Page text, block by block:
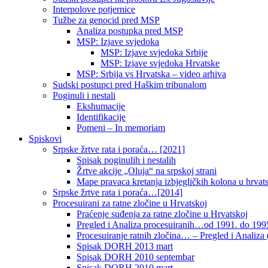
Interpolove potjernice
Tužbe za genocid pred MSP
Analiza postupka pred MSP
MSP: Izjave svjedoka
MSP: Izjave svjedoka Srbije
MSP: Izjave svjedoka Hrvatske
MSP: Srbija vs Hrvatska – video arhiva
Sudski postupci pred Haškim tribunalom
Poginuli i nestali
Ekshumacije
Identifikacije
Pomeni – In memoriam
Spiskovi
Srpske žrtve rata i poraća… [2021]
Spisak poginulih i nestalih
Žrtve akcije „Oluja“ na srpskoj strani
Mape pravaca kretanja izbjegličkih kolona u
Srpske žrtve rata i poraća…[2014]
Procesuirani za ratne zločine u Hrvatskoj
Praćenje suđenja za ratne zločine u Hrvatskoj
Pregled i Analiza procesuiranih…od 1991. do
Procesuiranje ratnih zločina… – Pregled i Analiza
Spisak DORH 2013 mart
Spisak DORH 2010 septembar